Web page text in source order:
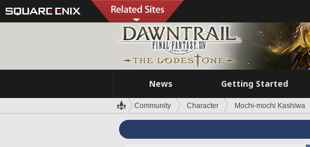
News Getting Started
Community Character Mochi-mochi Kashiwa